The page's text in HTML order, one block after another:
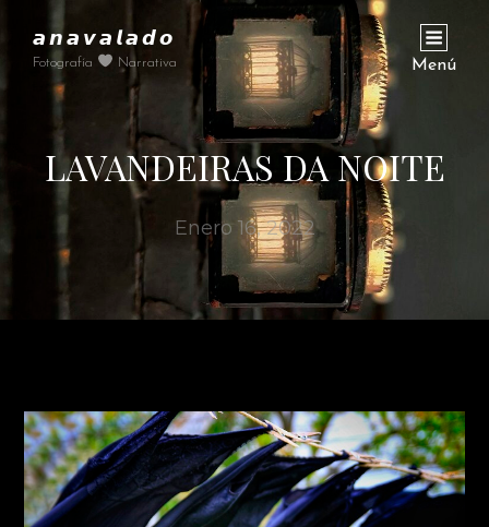
𝙖𝙣𝙖𝙫𝙖𝙡𝙖𝙙𝙤
Fotografía Narrativa Menú
LAVANDEIRAS DA NOITE
Enero 16, 2022